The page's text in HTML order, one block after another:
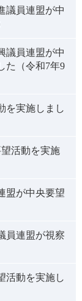
議員連盟が中
議員連盟が中
た（令和7年9
を実施しまし
活動を実施
盟が中央要望
員連盟が視察
活動を実施し